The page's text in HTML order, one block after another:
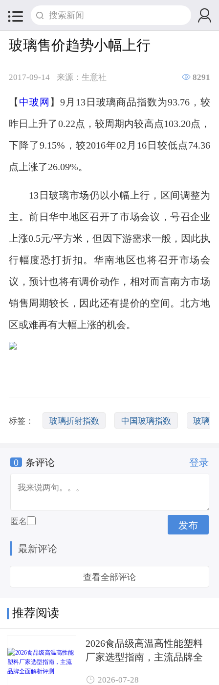
 
玻璃售价趋势小幅上行
2017-09-14 来源：生意社  8291
【 中玻网 】9月13日玻璃商品指数为93.76，较
昨日上升了0.22点，较周期内较高点103.20点，
下降了9.15%，较2016年02月16日较低点74.36
点上涨了26.09%。
13日玻璃市场仍以小幅上行，区间调整为
主。前日华中地区召开了市场会议，号召企业
上涨0.5元/平方米，但因下游需求一般，因此执
行幅度恐打折扣。华南地区也将召开市场会
议，预计也将有调价动作，相对而言南方市场
销售周期较长，因此还有提价的空间。北方地
区或难再有大幅上涨的机会。
标签： 玻璃折射指数 中国玻璃指数 玻璃
指数期货
0 条评论 登录
匿名
最新评论
查看全部评论
推荐阅读
2026食品级高温高性能塑料
厂家选型指南，主流品牌全
 2026-07-28